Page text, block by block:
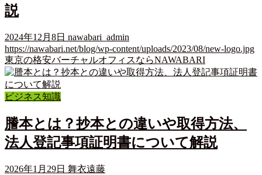
説
2024年12月8日 nawabari_admin
https://nawabari.net/blog/wp-content/uploads/2023/08/new-logo.jpg
東京の格安バーチャルオフィスならNAWABARI
ビジネス知識
謄本とは？抄本との違いや取得方法、
法人登記事項証明書について解説
2026年1月29日 舞衣遠藤